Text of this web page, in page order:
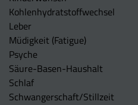
Kohlenhydratstoffwechsel
Leber
Müdigkeit (Fatigue)
Psyche
Säure-Basen-Haushalt
Schlaf
Schwangerschaft/Stillzeit